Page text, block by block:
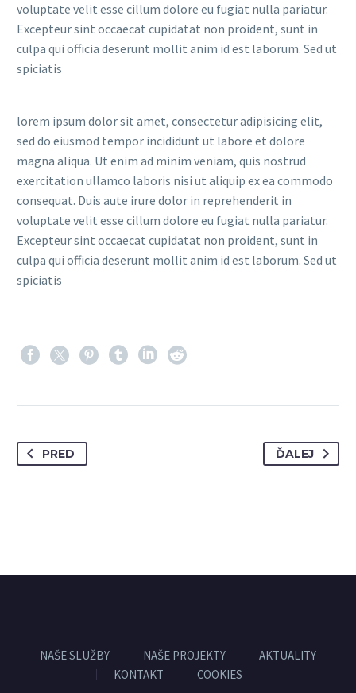
voluptate velit esse cillum dolore eu fugiat nulla pariatur.
Excepteur sint occaecat cupidatat non proident, sunt in
culpa qui officia deserunt mollit anim id est laborum. Sed ut
spiciatis
lorem ipsum dolor sit amet, consectetur adipisicing elit,
sed do eiusmod tempor incididunt ut labore et dolore
magna aliqua. Ut enim ad minim veniam, quis nostrud
exercitation ullamco laboris nisi ut aliquip ex ea commodo
consequat. Duis aute irure dolor in reprehenderit in
voluptate velit esse cillum dolore eu fugiat nulla pariatur.
Excepteur sint occaecat cupidatat non proident, sunt in
culpa qui officia deserunt mollit anim id est laborum. Sed ut
spiciatis
PRED ĎALEJ
NAŠE SLUŽBY NAŠE PROJEKTY
AKTUALITY
KONTAKT
COOKIES